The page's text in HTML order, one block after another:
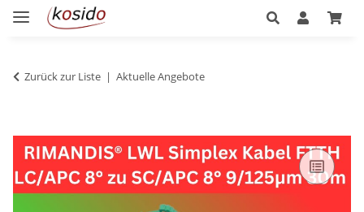
Zurück zur Liste Aktuelle Angebote